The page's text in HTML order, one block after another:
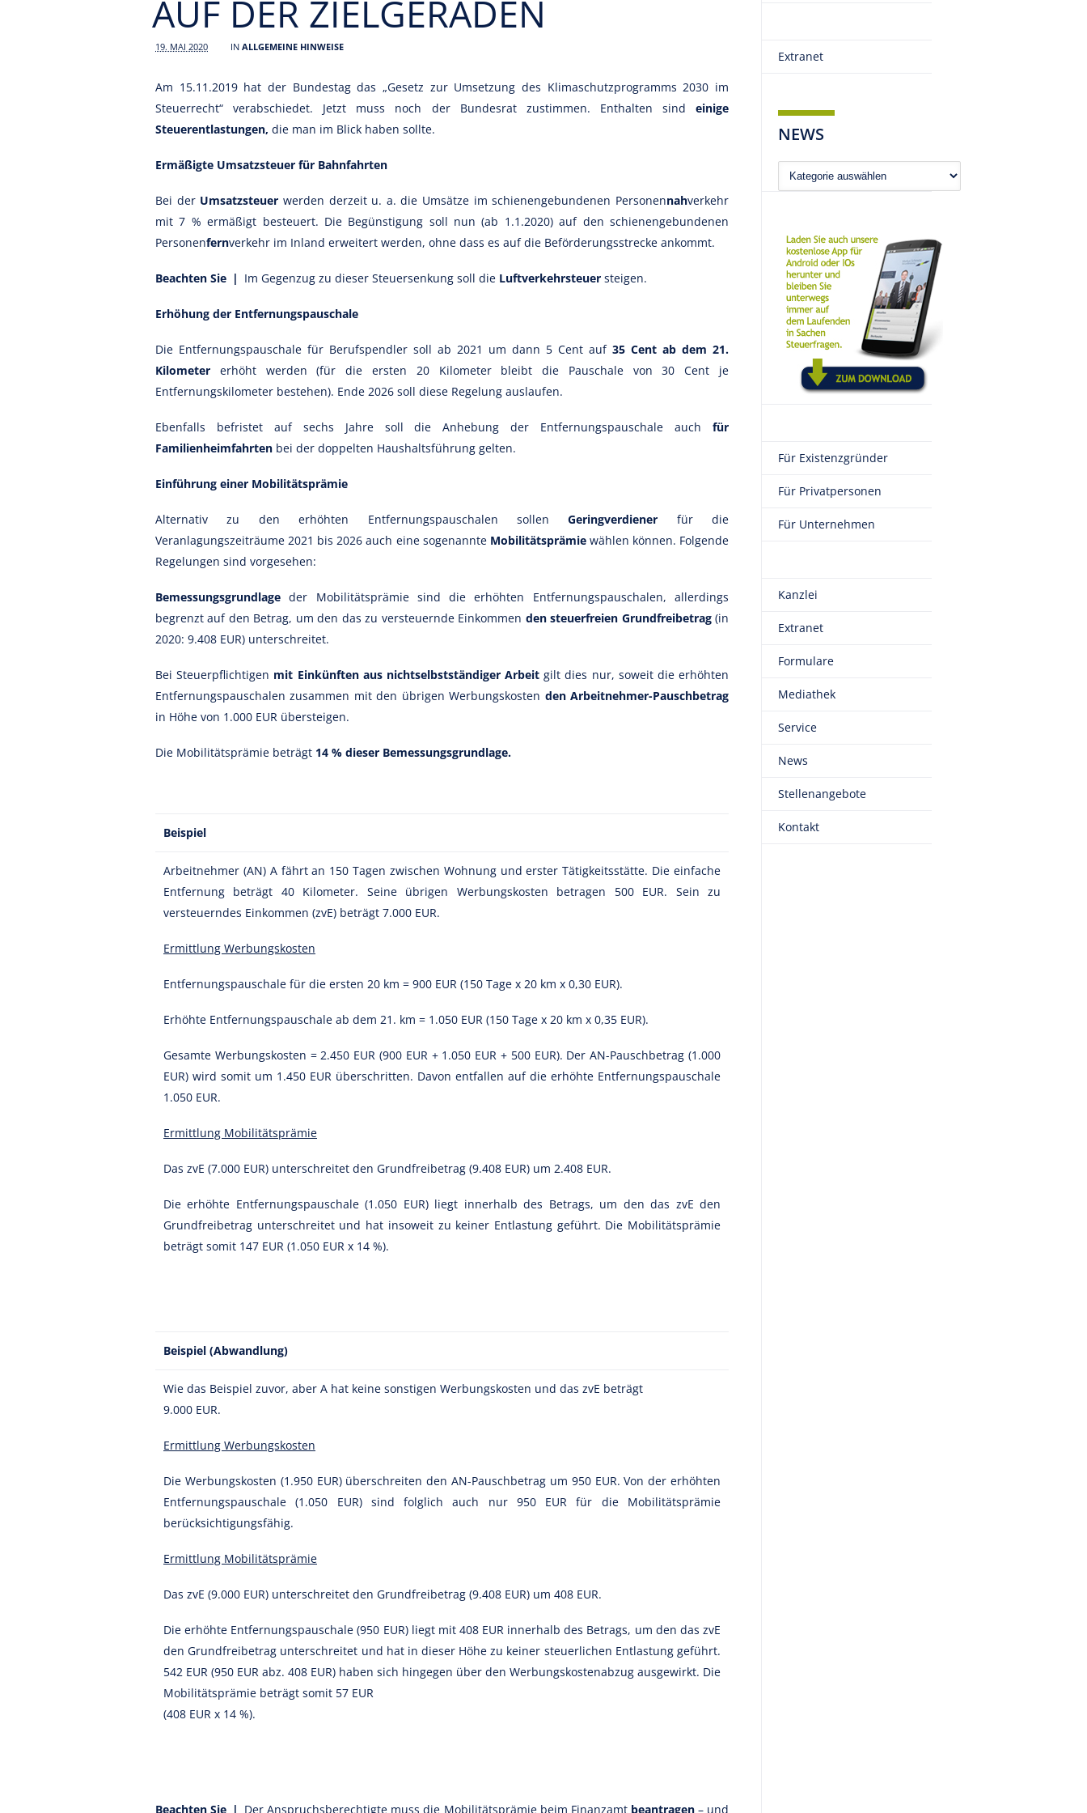
UF DER ZIELGERADEN
19. MAI 2020 IN ALLGEMEINE HINWEISE
Am 15.11.2019 hat der Bundestag das „Gesetz zur Umsetzung des Klimaschutzprogramms 2030 im
Steuerrecht“ verabschiedet. Jetzt muss noch der Bundesrat zustimmen. Enthalten sind einige
Steuerentlastungen, die man im Blick haben sollte.
Ermäßigte Umsatzsteuer für Bahnfahrten
Bei der Umsatzsteuer werden derzeit u. a. die Umsätze im schienengebundenen Personennahverkehr
mit 7 % ermäßigt besteuert. Die Begünstigung soll nun (ab 1.1.2020) auf den schienengebundenen
Personenfernverkehr im Inland erweitert werden, ohne dass es auf die Beförderungsstrecke ankommt.
Beachten Sie | Im Gegenzug zu dieser Steuersenkung soll die Luftverkehrsteuer steigen.
Erhöhung der Entfernungspauschale
Die Entfernungspauschale für Berufspendler soll ab 2021 um dann 5 Cent auf 35 Cent ab dem 21.
Kilometer erhöht werden (für die ersten 20 Kilometer bleibt die Pauschale von 30 Cent je
Entfernungskilometer bestehen). Ende 2026 soll diese Regelung auslaufen.
Ebenfalls befristet auf sechs Jahre soll die Anhebung der Entfernungspauschale auch für
Familienheimfahrten bei der doppelten Haushaltsführung gelten.
Einführung einer Mobilitätsprämie
Alternativ zu den erhöhten Entfernungspauschalen sollenGeringverdiener für die
Veranlagungszeiträume 2021 bis 2026 auch eine sogenannte Mobilitätsprämiewählen können. Folgende
Regelungen sind vorgesehen:
Bemessungsgrundlage der Mobilitätsprämie sind die erhöhten Entfernungspauschalen, allerdings
begrenzt auf den Betrag, um den das zu versteuernde Einkommen den steuerfreien Grundfreibetrag(in
2020: 9.408 EUR) unterschreitet.
Bei Steuerpflichtigen mit Einkünften aus nichtselbstständiger Arbeit gilt dies nur, soweit die erhöhten
Entfernungspauschalen zusammen mit den übrigen Werbungskosten den Arbeitnehmer-Pauschbetrag
in Höhe von 1.000 EUR übersteigen.
Die Mobilitätsprämie beträgt 14 % dieser Bemessungsgrundlage.
Beispiel
Arbeitnehmer (AN) A fährt an 150 Tagen zwischen Wohnung und erster Tätigkeitsstätte. Die einfache
Entfernung beträgt 40 Kilometer. Seine übrigen Werbungskosten betragen 500 EUR. Sein zu
versteuerndes Einkommen (zvE) beträgt 7.000 EUR.
Ermittlung Werbungskosten
Entfernungspauschale für die ersten 20 km = 900 EUR (150 Tage x 20 km x 0,30 EUR).
Erhöhte Entfernungspauschale ab dem 21. km = 1.050 EUR (150 Tage x 20 km x 0,35 EUR).
Gesamte Werbungskosten = 2.450 EUR (900 EUR + 1.050 EUR + 500 EUR). Der AN-Pauschbetrag (1.000
EUR) wird somit um 1.450 EUR überschritten. Davon entfallen auf die erhöhte Entfernungspauschale
1.050 EUR.
Ermittlung Mobilitätsprämie
Das zvE (7.000 EUR) unterschreitet den Grundfreibetrag (9.408 EUR) um 2.408 EUR.
Die erhöhte Entfernungspauschale (1.050 EUR) liegt innerhalb des Betrags, um den das zvE den
Grundfreibetrag unterschreitet und hat insoweit zu keiner Entlastung geführt. Die Mobilitätsprämie
beträgt somit 147 EUR (1.050 EUR x 14 %).
Beispiel (Abwandlung)
Wie das Beispiel zuvor, aber A hat keine sonstigen Werbungskosten und das zvE beträgt
9.000 EUR.
Ermittlung Werbungskosten
Die Werbungskosten (1.950 EUR) überschreiten den AN-Pauschbetrag um 950 EUR. Von der erhöhten
Entfernungspauschale (1.050 EUR) sind folglich auch nur 950 EUR für die Mobilitätsprämie
berücksichtigungsfähig.
Ermittlung Mobilitätsprämie
Das zvE (9.000 EUR) unterschreitet den Grundfreibetrag (9.408 EUR) um 408 EUR.
Die erhöhte Entfernungspauschale (950 EUR) liegt mit 408 EUR innerhalb des Betrags, um den das zvE
den Grundfreibetrag unterschreitet und hat in dieser Höhe zu keiner steuerlichen Entlastung geführt.
542 EUR (950 EUR abz. 408 EUR) haben sich hingegen über den Werbungskostenabzug ausgewirkt. Die
Mobilitätsprämie beträgt somit 57 EUR
(408 EUR x 14 %).
Beachten Sie | Der Anspruchsberechtigte muss die Mobilitätsprämie beim Finanzamt beantragen– und
Extranet
NEWS
News
Für Existenzgründer
Für Privatpersonen
Für Unternehmen
Kanzlei
Extranet
Formulare
Mediathek
Service
News
Stellenangebote
Kontakt